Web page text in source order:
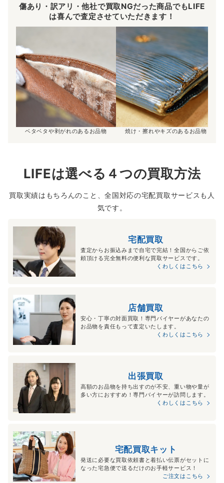
傷あり・訳アリ・他社で買取NGだった商品でもLIFE
は喜んで査定させていただきます！
ベタベタや剥がれのあるお品物 焼け・擦れやキズのあるお品物
LIFEは選べる４つの買取方法
買取実績はもちろんのこと、全国対応の宅配買取サービスも人
気です。
宅配買取
査定からお振込みまで自宅で完結！全国からご依
頼頂ける完全無料の便利な買取サービスです。
くわしくはこちら
店舗買取
安心・丁寧の対面買取！専門バイヤーがあなたの
お品物を責任もって査定いたします。
くわしくはこちら
出張買取
高額のお品物を持ち出すのが不安、重い物や量が
多い方におすすめ！専門バイヤーが訪問します。
くわしくはこちら
宅配買取キット
発送に必要な買取依頼書と着払い伝票がセットに
なった宅急便で送るだけのお手軽サービス！
ご注文はこちら